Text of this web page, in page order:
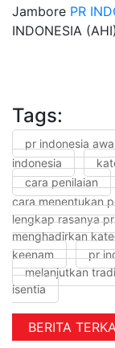
Jambore PR
INDONESIA
Tags:
pr indonesia
indonesia
cara penilaian
cara menentukan
lengkap rasanya
menghadirkan
keenam
pr
melanjutkan
isentia
BERITA